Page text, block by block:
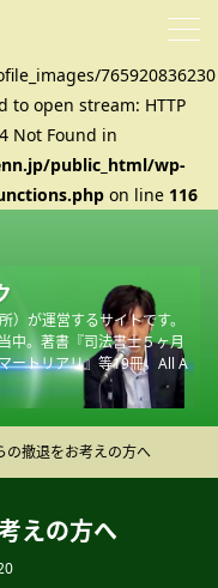
765920836230
to open stream: HTTP
Not Found in
public_html/wp-
on line 116
が運営するサイトです。
中。著書『司法書士５ヶ月
ートリアリ』等19冊。All A
の撤退をお考えの方へ
えの方へ